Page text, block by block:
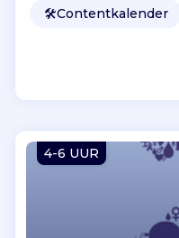
🛠️Contentkalender
4-6 UUR